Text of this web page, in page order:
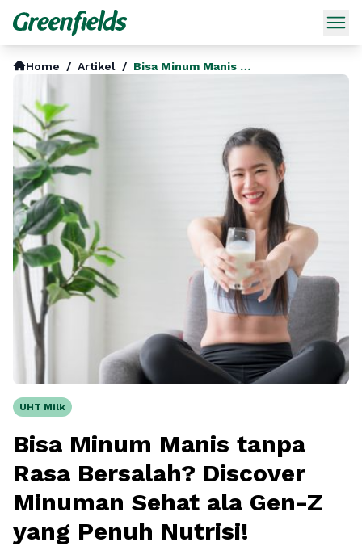
Home / Artikel / Bisa Minum Manis Tanpa Rasa Bersalah Discover Minuman Sehata Ala Gen Z Yang Penuh Nutrisi
UHT Milk
Bisa Minum Manis tanpa
Rasa Bersalah? Discover
Minuman Sehat ala Gen-Z
yang Penuh Nutrisi!